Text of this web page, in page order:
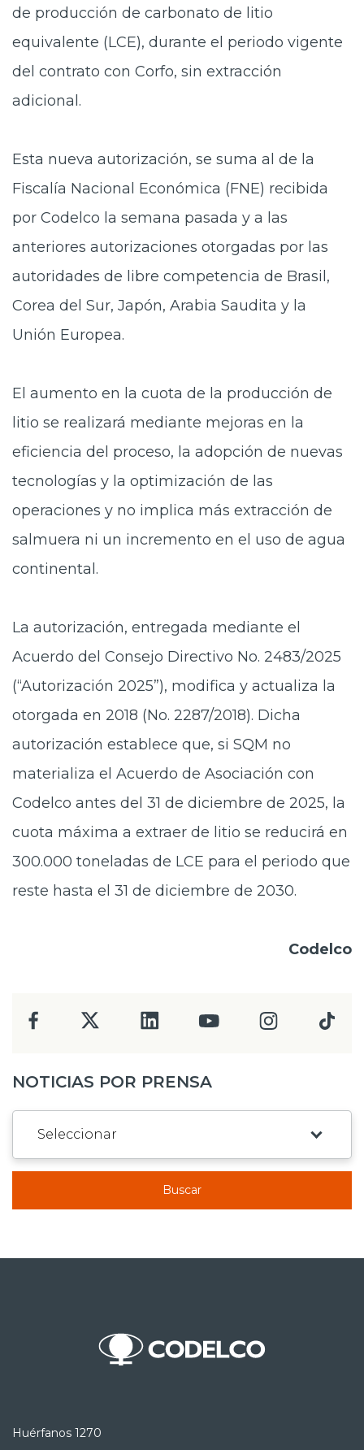
de producción de carbonato de litio
equivalente (LCE), durante el periodo vigente
del contrato con Corfo, sin extracción
adicional.
Esta nueva autorización, se suma al de la
Fiscalía Nacional Económica (FNE) recibida
por Codelco la semana pasada y a las
anteriores autorizaciones otorgadas por las
autoridades de libre competencia de Brasil,
Corea del Sur, Japón, Arabia Saudita y la
Unión Europea.
El aumento en la cuota de la producción de
litio se realizará mediante mejoras en la
eficiencia del proceso, la adopción de nuevas
tecnologías y la optimización de las
operaciones y no implica más extracción de
salmuera ni un incremento en el uso de agua
continental.
La autorización, entregada mediante el
Acuerdo del Consejo Directivo No. 2483/2025
(“Autorización 2025”), modifica y actualiza la
otorgada en 2018 (No. 2287/2018). Dicha
autorización establece que, si SQM no
materializa el Acuerdo de Asociación con
Codelco antes del 31 de diciembre de 2025, la
cuota máxima a extraer de litio se reducirá en
300.000 toneladas de LCE para el periodo que
reste hasta el 31 de diciembre de 2030.
Codelco
NOTICIAS POR PRENSA
Buscar
Huérfanos 1270